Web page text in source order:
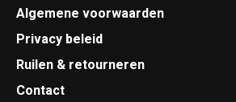
Algemene voorwaarden
Privacy beleid
Ruilen & retourneren
Contact